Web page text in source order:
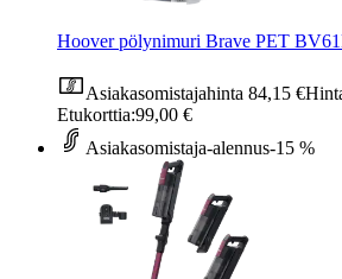
Hoover pölynimuri Brave PET
Asiakasomistajahinta 84,15 €
Etukorttia:99,00 €
Asiakasomistaja-alennus-15 %